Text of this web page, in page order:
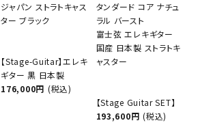
ジャパン ストラトキャス
ター ブラック
【Stage-Guitar】エレキ
ギター 黒 日本製
176,000円 (税込)
タンダード コア ナチュ
ラル バースト
富士弦 エレキギター
国産 日本製 ストラトキ
ャスター
【Stage Guitar SET】
193,600円 (税込)